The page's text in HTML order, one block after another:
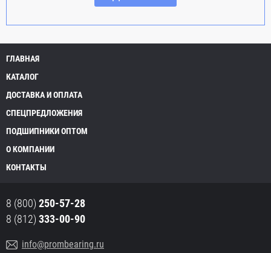
ГЛАВНАЯ
КАТАЛОГ
ДОСТАВКА И ОПЛАТА
СПЕЦПРЕДЛОЖЕНИЯ
ПОДШИПНИКИ ОПТОМ
О КОМПАНИИ
КОНТАКТЫ
8 (800) 250-57-28
8 (812) 333-00-90
info@prombearing.ru